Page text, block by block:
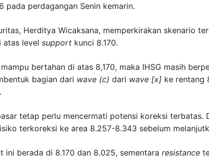
pada perdagangan Senin kemarin.
Herditya Wicaksana, memperkirakan skenario
atas level support kunci 8.170.
bertahan di atas 8,170, maka IHSG masih
bagian dari wave (c) dari wave [x] ke rentang
tetap perlu mencermati potensi koreksi terbatas.
terkoreksi ke area 8.257-8.343 sebelum
ini berada di 8.170 dan 8.025, sementara resistance